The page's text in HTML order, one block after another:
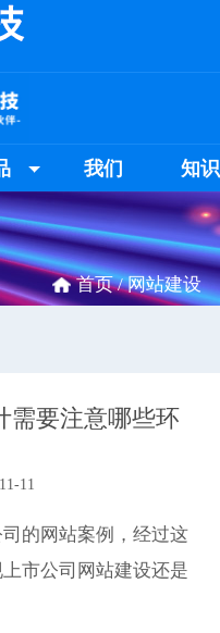
我们 知
首页 /网站建设
需要注意哪些环
11
的网站案例，经过这
市公司网站建设还是